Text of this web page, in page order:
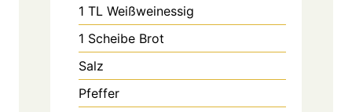
1 TL Weißweinessig
1 Scheibe Brot
Salz
Pfeffer